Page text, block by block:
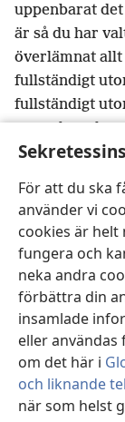
För att du ska
använder vi
cookies är
fungera och
neka andra
förbättra din
insamlade
eller
om det här i
och liknande
när som helst
uppenbarat
är så du har
överlämnat
fullständigt
fullständigt
uppenbara
arbetar hårt *
* för jag är
styrka.
30 För
är lätt.”
Upphovsrätt för